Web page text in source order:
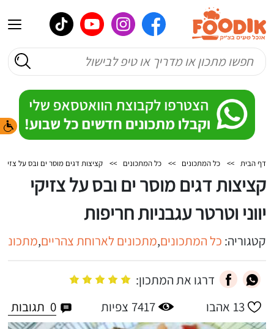
דף הבית >> כל המתכונים >> כל המתכונים >> קציצות דגים מוסר ים ובס על צזיקי
קציצות דגים מוסר ים ובס על צזיקי
יווני וטרטר עגבניות חריפות
קטגוריה: כל המתכונים,מתכונים לארוחת צהריים,
דרגו את המתכון:
13 אהבו 7417 צפיות 0 תגובות